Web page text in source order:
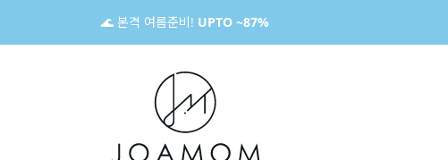
🌊 본격 여름준비! UPTO ~87%